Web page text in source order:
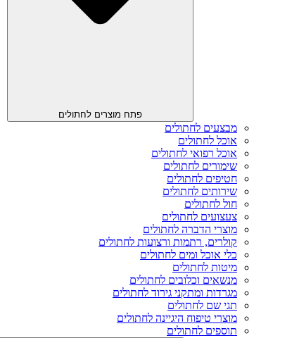
פתח מוצרים לחתולים
מבצעים לחתולים
אוכל לחתולים
אוכל רפואי לחתולים
שימורים לחתולים
חטיפים לחתולים
שירותים לחתולים
חול לחתולים
צעצועים לחתולים
מוצרי הדברה לחתולים
קולרים, רתמות ורצועות לחתולים
כלי אוכל ומים לחתולים
מיטות לחתולים
מנשאים וכלובים לחתולים
מגרדות ומתקני גירוד לחתולים
תגי שם לחתולים
מוצרי טיפוח היגיינה לחתולים
תוספים לחתולים